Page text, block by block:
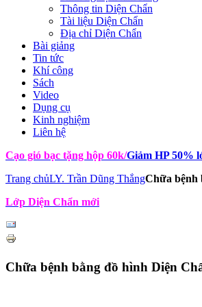
Thông tin Diện Chẩn
Tài liệu Diện Chẩn
Địa chỉ Diện Chẩn
Bài giảng
Tin tức
Khí công
Sách
Video
Dụng cụ
Kinh nghiệm
Liên hệ
Cạo gió bạc tặng hộp 60k/Giảm HP 50%
Trang chủLY. Trần Dũng ThắngChữa bệnh
Lớp Diện Chẩn mới
Chữa bệnh bằng đồ hình Diện